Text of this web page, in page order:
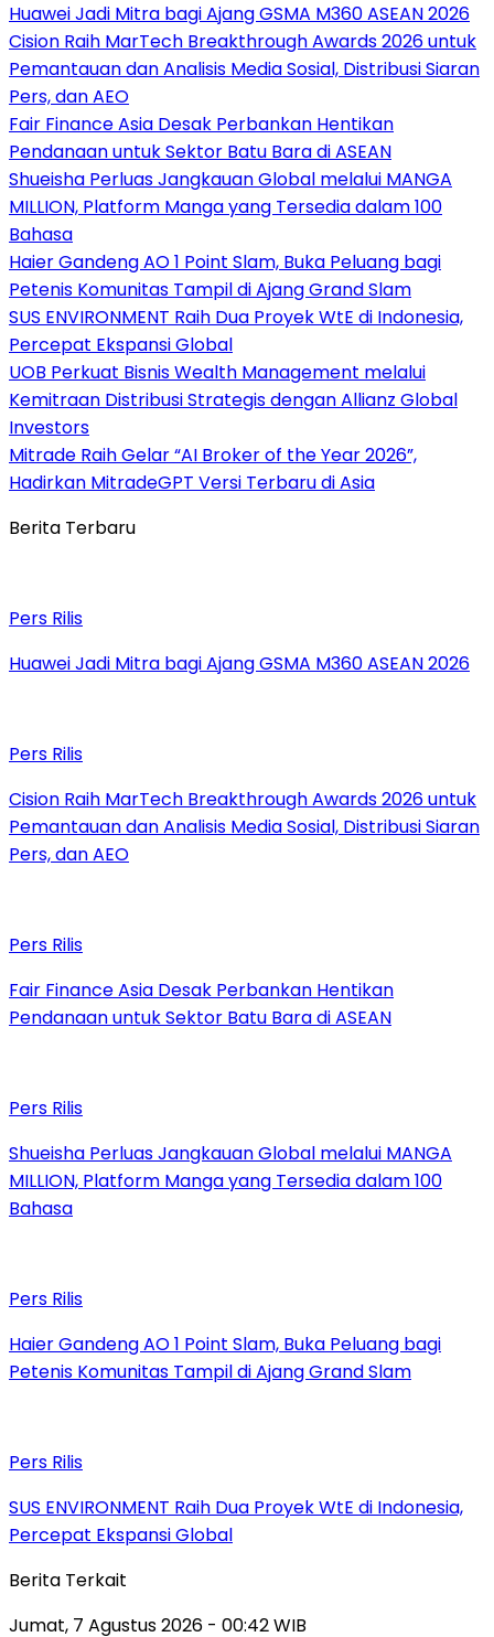
Huawei Jadi Mitra bagi Ajang GSMA M360 ASEAN 2026
Cision Raih MarTech Breakthrough Awards 2026 untuk
Pemantauan dan Analisis Media Sosial, Distribusi Siaran
Pers, dan AEO
Fair Finance Asia Desak Perbankan Hentikan
Pendanaan untuk Sektor Batu Bara di ASEAN
Shueisha Perluas Jangkauan Global melalui MANGA
MILLION, Platform Manga yang Tersedia dalam 100
Bahasa
Haier Gandeng AO 1 Point Slam, Buka Peluang bagi
Petenis Komunitas Tampil di Ajang Grand Slam
SUS ENVIRONMENT Raih Dua Proyek WtE di Indonesia,
Percepat Ekspansi Global
UOB Perkuat Bisnis Wealth Management melalui
Kemitraan Distribusi Strategis dengan Allianz Global
Investors
Mitrade Raih Gelar “AI Broker of the Year 2026”,
Hadirkan MitradeGPT Versi Terbaru di Asia
Berita Terbaru
Pers Rilis
Huawei Jadi Mitra bagi Ajang GSMA M360 ASEAN 2026
Pers Rilis
Cision Raih MarTech Breakthrough Awards 2026 untuk
Pemantauan dan Analisis Media Sosial, Distribusi Siaran
Pers, dan AEO
Pers Rilis
Fair Finance Asia Desak Perbankan Hentikan
Pendanaan untuk Sektor Batu Bara di ASEAN
Pers Rilis
Shueisha Perluas Jangkauan Global melalui MANGA
MILLION, Platform Manga yang Tersedia dalam 100
Bahasa
Pers Rilis
Haier Gandeng AO 1 Point Slam, Buka Peluang bagi
Petenis Komunitas Tampil di Ajang Grand Slam
Pers Rilis
SUS ENVIRONMENT Raih Dua Proyek WtE di Indonesia,
Percepat Ekspansi Global
Berita Terkait
Jumat, 7 Agustus 2026 - 00:42 WIB